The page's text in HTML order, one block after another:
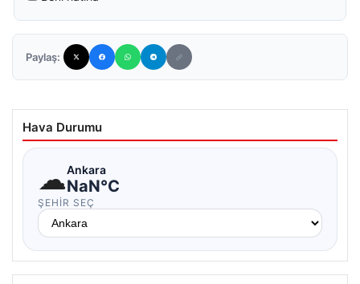
Paylaş:
Hava Durumu
☁Ankara
NaN°C
ŞEHIR SEÇ